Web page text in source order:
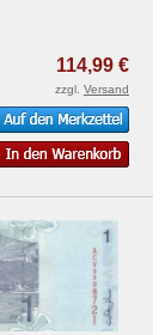
114,99 €
zzgl. Versand